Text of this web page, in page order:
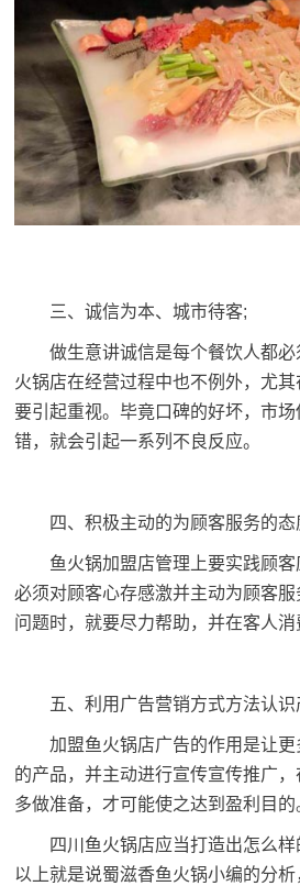
三、诚信为本、城市待客;
做生意讲诚信是每个餐饮人都必
火锅店在经营过程中也不例外，尤
要引起重视。毕竟口碑的好坏，市
错，就会引起一系列不良反应。
四、积极主动的为顾客服务的态
鱼火锅加盟店管理上要实践顾客
必须对顾客心存感激并主动为顾客
问题时，就要尽力帮助，并在客人消
五、利用广告营销方式方法认识
加盟鱼火锅店广告的作用是让更
的产品，并主动进行宣传宣传推广
多做准备，才可能使之达到盈利目的
四川鱼火锅店应当打造出怎么样
以上就是说蜀滋香鱼火锅小编的分